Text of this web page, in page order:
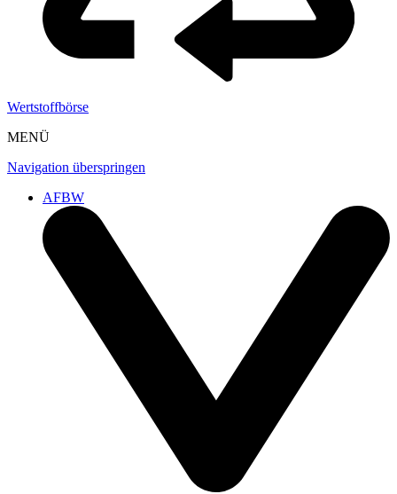
Wertstoffbörse
MENÜ
Navigation überspringen
AFBW